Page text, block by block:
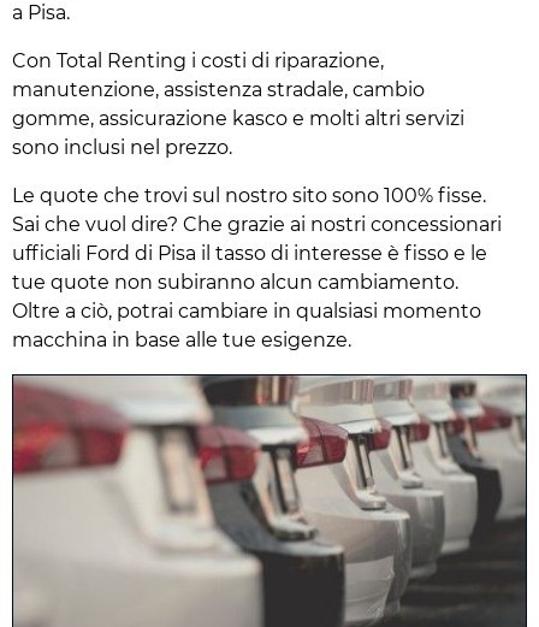
a Pisa.
Con Total Renting i costi di riparazione,
manutenzione, assistenza stradale, cambio
gomme, assicurazione kasco e molti altri servizi
sono inclusi nel prezzo.
Le quote che trovi sul nostro sito sono 100% fisse.
Sai che vuol dire? Che grazie ai nostri concessionari
ufficiali Ford di Pisa il tasso di interesse è fisso e le
tue quote non subiranno alcun cambiamento.
Oltre a ciò, potrai cambiare in qualsiasi momento
macchina in base alle tue esigenze.